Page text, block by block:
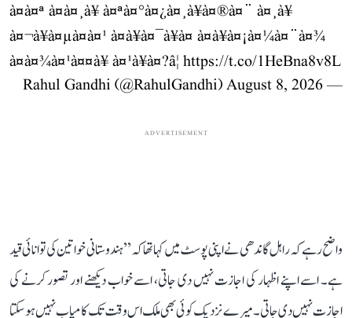
à¤à¤ª à¤à¤¸à¥ à¤ªà¤°à¤¿à¤¸à¥à¤®à¤¨ à¤¸à¥
à¤¬à¥à¤µà¤à¤¹ à¤à¥à¤¯à¥à¤ à¤à¥à¤¡à¤¼à¤¨à¤¾
à¤à¤¾à¤¹à¤¤à¥ à¤¹à¥à¤?â¦ https://t.co/1HeBna8v8L
— Rahul Gandhi (@RahulGandhi)
August 8, 2026
ADVERTISEMENT
واضح رہے کہ راہل گاندھی نے اپنی پوسٹ میں کہا تھا کہ ’’ہندوستانی خواتین کی توانائی قید
ہے۔ اسے اپنے اظہار کی اجازت نہیں دی جاتی، اسے خواب دیکھنے اور تصور کرنے کی
اجازت نہیں دی جاتی۔ میرے نزدیک کوئی بھی ملک اس وقت تک کامیاب نہیں ہو سکتا